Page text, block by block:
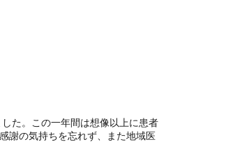
た。この一年間は想像以上に患者
謝の気持ちを忘れず、また地域医